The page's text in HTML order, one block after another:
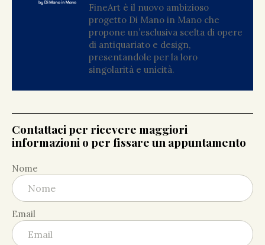
FineArt è il nuovo ambizioso
progetto Di Mano in Mano che
propone un’esclusiva scelta di opere
di antiquariato e design,
presentandole per la loro
singolarità e unicità.
Contattaci per ricevere maggiori
informazioni o per fissare un appuntamento
Nome
Email